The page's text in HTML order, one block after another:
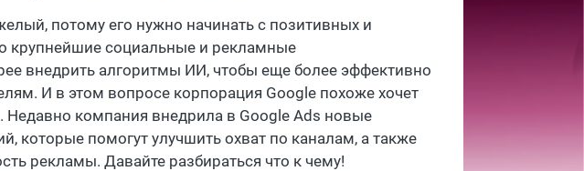
потому его нужно начинать с позитивных и
крупнейшие социальные и рекламные
внедрить алгоритмы ИИ, чтобы еще более эффективно
И в этом вопросе корпорация Google похоже хочет
Недавно компания внедрила в Google Ads новые
которые помогут улучшить охват по каналам, а также
рекламы. Давайте разбираться что к чему!